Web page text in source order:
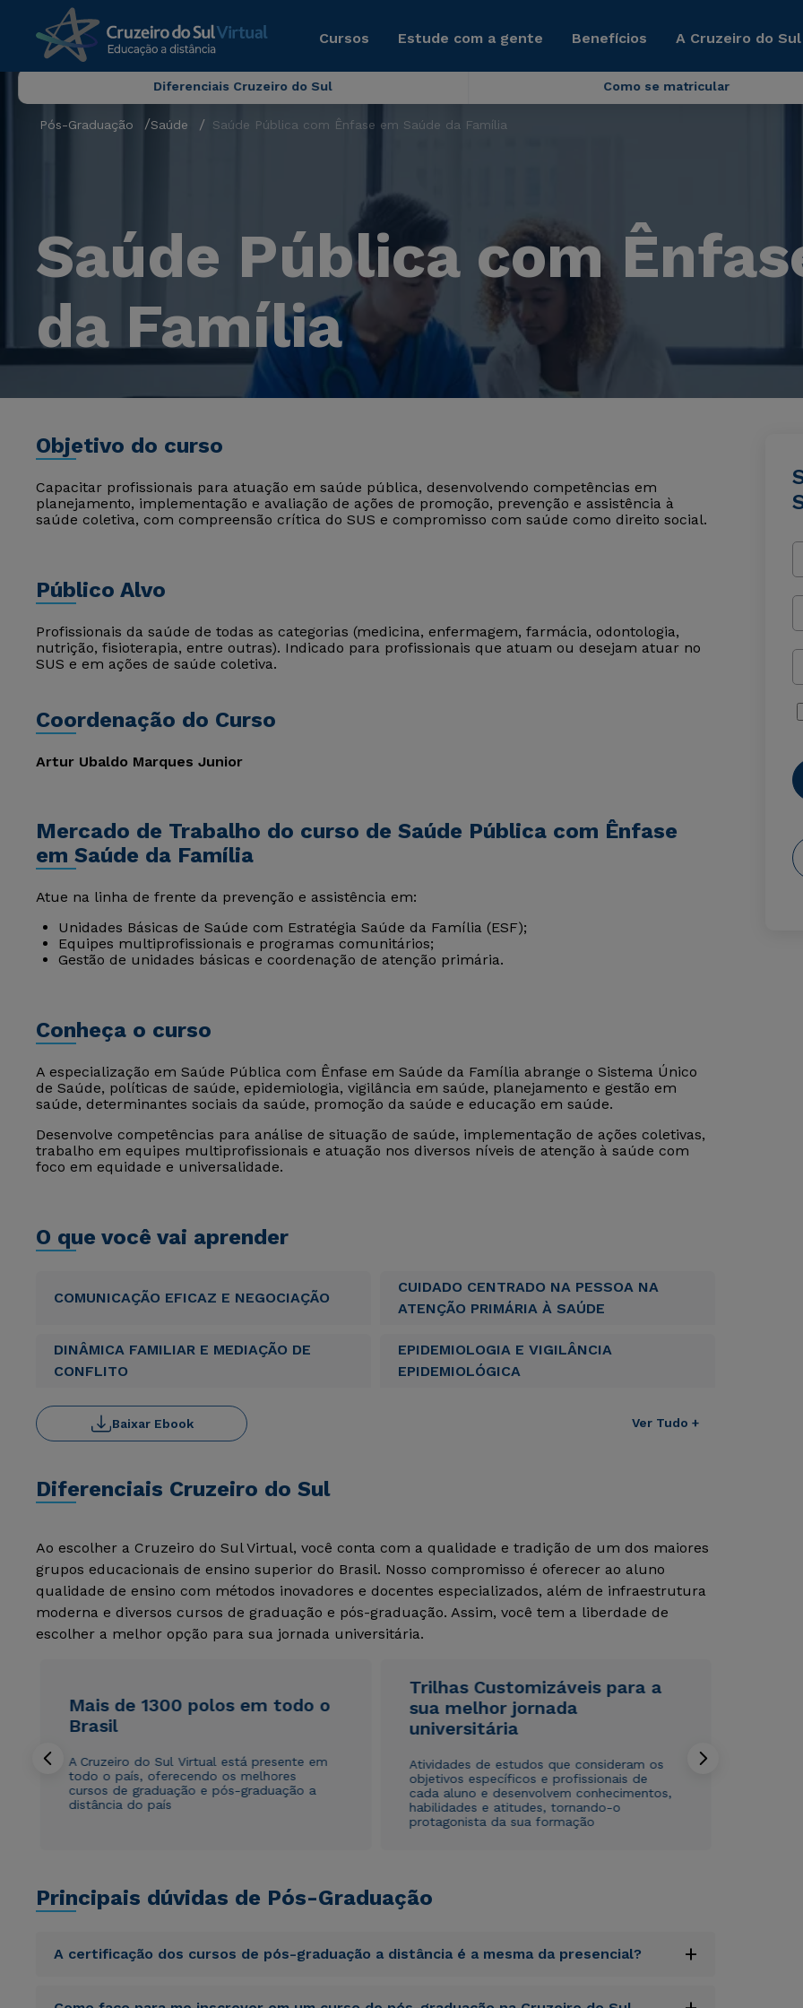
Cursos Estude com a gente Benefícios A Cruzeiro do
Diferenciais Cruzeiro do Sul Como se matricular
Pós-Graduação Saúde Saúde Pública com Ênfase em Saúde da Família
Saúde Pública com
da Família
Objetivo do curso
Capacitar profissionais para atuação em saúde pública, desenvolvendo competências em
planejamento, implementação e avaliação de ações de promoção, prevenção e assistência à
saúde coletiva, com compreensão crítica do SUS e compromisso com saúde como direito social.
Público Alvo
Profissionais da saúde de todas as categorias (medicina, enfermagem, farmácia, odontologia,
nutrição, fisioterapia, entre outras). Indicado para profissionais que atuam ou desejam atuar no
SUS e em ações de saúde coletiva.
Coordenação do Curso
Artur Ubaldo Marques Junior
Mercado de Trabalho do curso de Saúde Pública com Ênfase
em Saúde da Família
Atue na linha de frente da prevenção e assistência em:
Unidades Básicas de Saúde com Estratégia Saúde da Família (ESF);
Equipes multiprofissionais e programas comunitários;
Gestão de unidades básicas e coordenação de atenção primária.
Conheça o curso
A especialização em Saúde Pública com Ênfase em Saúde da Família abrange o Sistema Único
de Saúde, políticas de saúde, epidemiologia, vigilância em saúde, planejamento e gestão em
saúde, determinantes sociais da saúde, promoção da saúde e educação em saúde.
Desenvolve competências para análise de situação de saúde, implementação de ações coletivas,
trabalho em equipes multiprofissionais e atuação nos diversos níveis de atenção à saúde com
foco em equidade e universalidade.
O que você vai aprender
COMUNICAÇÃO EFICAZ E NEGOCIAÇÃO
CUIDADO CENTRADO NA PESSOA NA
ATENÇÃO PRIMÁRIA À SAÚDE
DINÂMICA FAMILIAR E MEDIAÇÃO DE
CONFLITO
EPIDEMIOLOGIA E VIGILÂNCIA
EPIDEMIOLÓGICA
Ver Tudo +
Baixar Ebook
Diferenciais Cruzeiro do Sul
Ao escolher a Cruzeiro do Sul Virtual, você conta com a qualidade e tradição de um dos maiores
grupos educacionais de ensino superior do Brasil. Nosso compromisso é oferecer ao aluno
qualidade de ensino com métodos inovadores e docentes especializados, além de infraestrutura
moderna e diversos cursos de graduação e pós-graduação. Assim, você tem a liberdade de
escolher a melhor opção para sua jornada universitária.
Mais de 1300 polos em todo o
Brasil
A Cruzeiro do Sul Virtual está presente em
todo o país, oferecendo os melhores
cursos de graduação e pós-graduação a
distância do país
Trilhas Customizáveis para a
sua melhor jornada
universitária
Atividades de estudos que consideram os
objetivos específicos e profissionais de
cada aluno e desenvolvem conhecimentos,
habilidades e atitudes, tornando-o
protagonista da sua formação
Principais dúvidas de Pós-Graduação
A certificação dos cursos de pós-graduação a distância é a mesma da presencial? +
WhatsApp
ou
envio de conteúdos da Cruzeiro do Sul.
WhatsApp
ou
envio de conteúdos da Cruzeiro do Sul.